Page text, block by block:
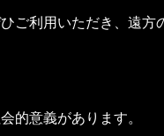
ご利用いただき、遠
的意義があります。